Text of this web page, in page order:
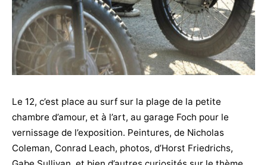
Le 12, c’est place au surf sur la plage de la petite
chambre d’amour, et à l’art, au garage Foch pour le
vernissage de l’exposition. Peintures, de Nicholas
Coleman, Conrad Leach, photos, d’Horst Friedrichs,